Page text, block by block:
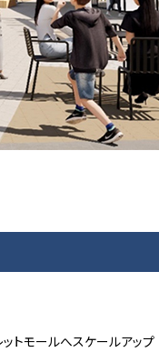
トモールへスケールアップ